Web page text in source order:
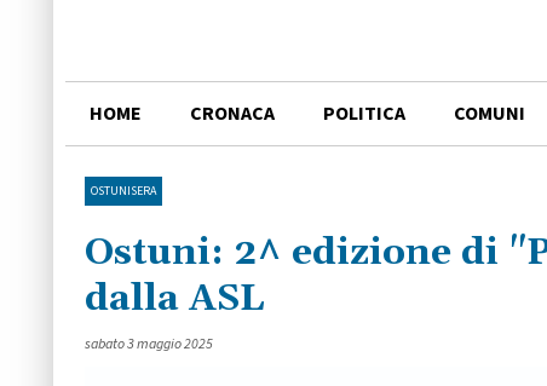
HOME CRONACA POLITICA COMUNI
OSTUNISERA
Ostuni: 2^ edizione di
dalla ASL
sabato 3 maggio 2025